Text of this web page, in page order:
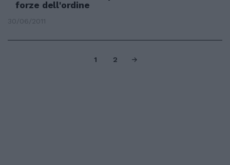
forze dell'ordine
30/06/2011
1 2